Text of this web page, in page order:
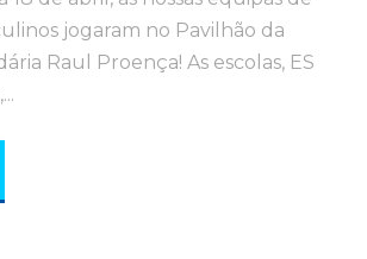
jogaram no Pavilhão da
Raul Proença! As escolas, ES